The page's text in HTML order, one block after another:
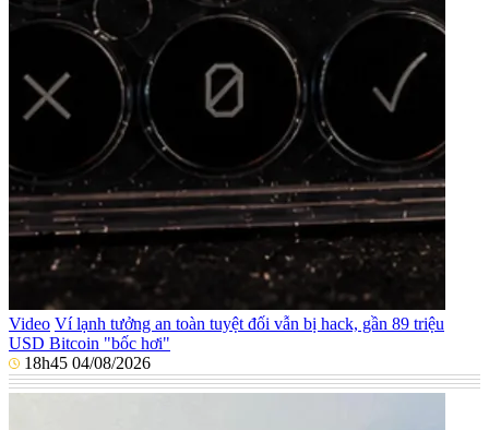
Video Ví lạnh tưởng an toàn tuyệt đối vẫn bị hack, gần 89 triệu
USD Bitcoin "bốc hơi"
18h45 04/08/2026